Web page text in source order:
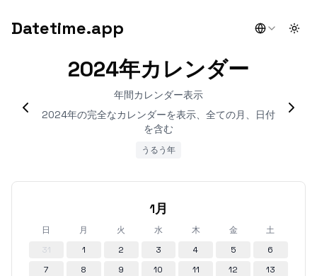
Datetime.app
2024年カレンダー
年間カレンダー表示
2024年の完全なカレンダーを表示、全ての月、日付
を含む
うるう年
1月
日 月 火 水 木 金
土
31
1 2 3 4 5
6
7
8 9 10 11 12
13